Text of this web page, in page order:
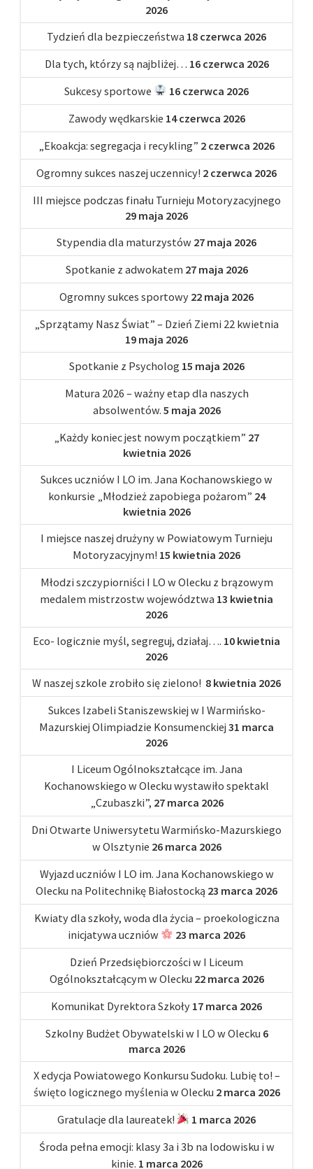
2026
Tydzień dla bezpieczeństwa 18 czerwca 2026
Dla tych, którzy są najbliżej… 16 czerwca 2026
Sukcesy sportowe
16 czerwca 2026
Zawody wędkarskie 14 czerwca 2026
„Ekoakcja: segregacja i recykling” 2 czerwca 2026
Ogromny sukces naszej uczennicy! 2 czerwca 2026
III miejsce podczas finału Turnieju Motoryzacyjnego
29 maja 2026
Stypendia dla maturzystów 27 maja 2026
Spotkanie z adwokatem 27 maja 2026
Ogromny sukces sportowy 22 maja 2026
„Sprzątamy Nasz Świat” – Dzień Ziemi 22 kwietnia
19 maja 2026
Spotkanie z Psycholog 15 maja 2026
Matura 2026 – ważny etap dla naszych
absolwentów. 5 maja 2026
„Każdy koniec jest nowym początkiem” 27
kwietnia 2026
Sukces uczniów I LO im. Jana Kochanowskiego w
konkursie „Młodzież zapobiega pożarom” 24
kwietnia 2026
I miejsce naszej drużyny w Powiatowym Turnieju
Motoryzacyjnym! 15 kwietnia 2026
Młodzi szczypiorniści I LO w Olecku z brązowym
medalem mistrzostw województwa 13 kwietnia
2026
Eco- logicznie myśl, segreguj, działaj…. 10 kwietnia
2026
W naszej szkole zrobiło się zielono! 8 kwietnia 2026
Sukces Izabeli Staniszewskiej w I Warmińsko-
Mazurskiej Olimpiadzie Konsumenckiej 31 marca
2026
I Liceum Ogólnokształcące im. Jana
Kochanowskiego w Olecku wystawiło spektakl
„Czubaszki”, 27 marca 2026
Dni Otwarte Uniwersytetu Warmińsko-Mazurskiego
w Olsztynie 26 marca 2026
Wyjazd uczniów I LO im. Jana Kochanowskiego w
Olecku na Politechnikę Białostocką 23 marca 2026
Kwiaty dla szkoły, woda dla życia – proekologiczna
inicjatywa uczniów
23 marca 2026
Dzień Przedsiębiorczości w I Liceum
Ogólnokształcącym w Olecku 22 marca 2026
Komunikat Dyrektora Szkoły 17 marca 2026
Szkolny Budżet Obywatelski w I LO w Olecku 6
marca 2026
X edycja Powiatowego Konkursu Sudoku. Lubię to! –
święto logicznego myślenia w Olecku 2 marca 2026
Gratulacje dla laureatek!
1 marca 2026
Środa pełna emocji: klasy 3a i 3b na lodowisku i w
kinie. 1 marca 2026